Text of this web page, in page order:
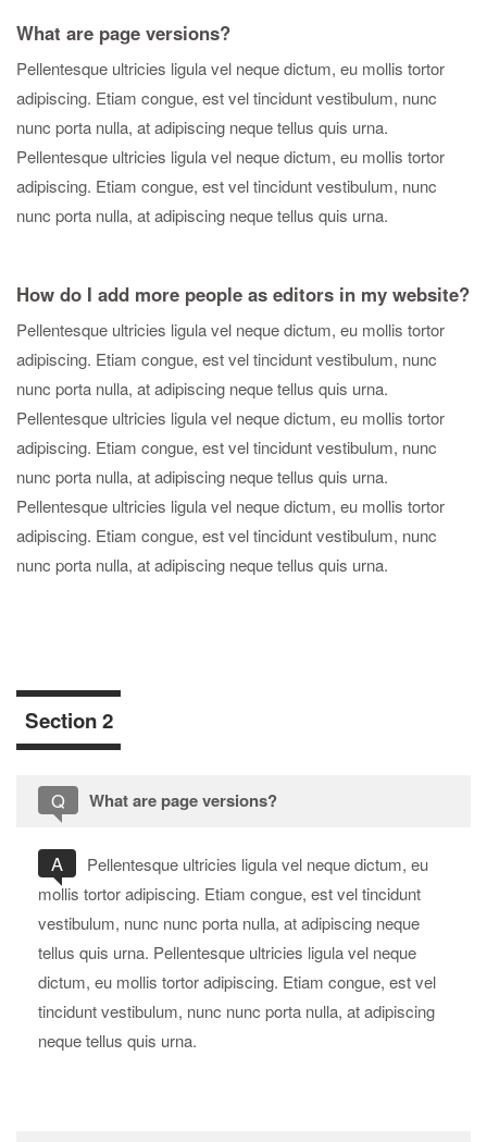
What are page versions?
Pellentesque ultricies ligula vel neque dictum, eu mollis tortor
adipiscing. Etiam congue, est vel tincidunt vestibulum, nunc
nunc porta nulla, at adipiscing neque tellus quis urna.
Pellentesque ultricies ligula vel neque dictum, eu mollis tortor
adipiscing. Etiam congue, est vel tincidunt vestibulum, nunc
nunc porta nulla, at adipiscing neque tellus quis urna.
How do I add more people as editors in my website?
Pellentesque ultricies ligula vel neque dictum, eu mollis tortor
adipiscing. Etiam congue, est vel tincidunt vestibulum, nunc
nunc porta nulla, at adipiscing neque tellus quis urna.
Pellentesque ultricies ligula vel neque dictum, eu mollis tortor
adipiscing. Etiam congue, est vel tincidunt vestibulum, nunc
nunc porta nulla, at adipiscing neque tellus quis urna.
Pellentesque ultricies ligula vel neque dictum, eu mollis tortor
adipiscing. Etiam congue, est vel tincidunt vestibulum, nunc
nunc porta nulla, at adipiscing neque tellus quis urna.
Section 2
Q What are page versions?
A
Pellentesque ultricies ligula vel neque dictum, eu
mollis tortor adipiscing. Etiam congue, est vel tincidunt
vestibulum, nunc nunc porta nulla, at adipiscing neque
tellus quis urna. Pellentesque ultricies ligula vel neque
dictum, eu mollis tortor adipiscing. Etiam congue, est vel
tincidunt vestibulum, nunc nunc porta nulla, at adipiscing
neque tellus quis urna.